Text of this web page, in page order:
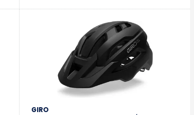
GIRO